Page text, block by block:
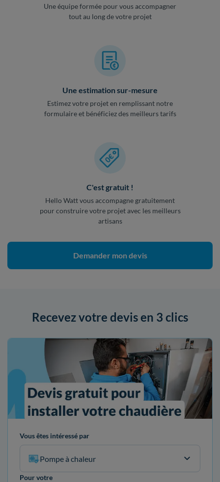
Une équipe formée pour vous accompagner
tout au long de votre projet
Une estimation sur-mesure
Estimez votre projet en remplissant notre
formulaire et bénéficiez des meilleurs tarifs
C'est gratuit !
Hello Watt vous accompagne gratuitement
pour construire votre projet avec les meilleurs
artisans
Demander mon devis
Recevez votre devis en 3 clics
Vous êtes intéressé par
Pompe à chaleur
Pour votre